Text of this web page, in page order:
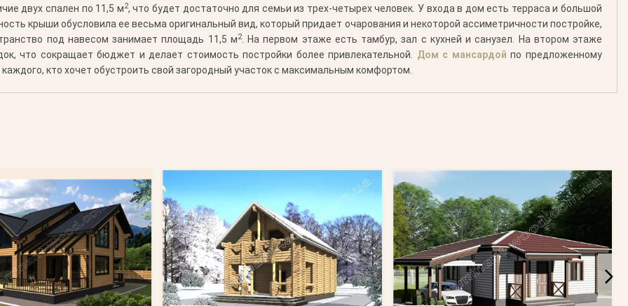
двух спален по 11,5 м2, что будет достаточно для семьи из трех-четырех человек. У входа в дом есть терраса и большой
крыши обусловила ее весьма оригинальный вид, который придает очарования и некоторой ассиметричности постройке,
под навесом занимает площадь 11,5 м2. На первом этаже есть тамбур, зал с кухней и санузел. На втором этаже
что сокращает бюджет и делает стоимость постройки более привлекательной. Дом с мансардой по предложенному
кто хочет обустроить свой загородный участок с максимальным комфортом.